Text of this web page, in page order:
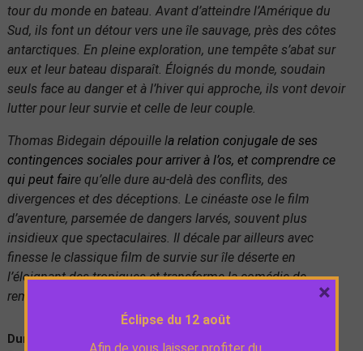
tour du monde en bateau. Avant d’atteindre l’Amérique du
Sud, ils font un détour vers une île sauvage, près des côtes
antarctiques. En pleine exploration, une tempête s’abat sur
eux et leur bateau disparaît. Éloignés du monde, soudain
seuls face au danger et à l’hiver qui approche, ils vont devoir
lutter pour leur survie et celle de leur couple.
Thomas Bidegain dépouille la relation conjugale de ses
contingences sociales pour arriver à l’os, et comprendre ce
qui peut faire qu’elle dure au-delà des conflits, des
divergences et des déceptions. Le cinéaste ose le film
d’aventure, parsemée de dangers larvés, souvent plus
insidieux que spectaculaires. Il décale par ailleurs avec
finesse le classique film de survie sur île déserte en
l’éloignant des tropiques et transforme la comédie de
remariage en drame.
Durée :
Éclipse du 12 août
×